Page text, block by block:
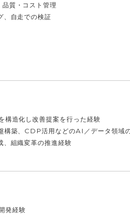
質・コスト管理
、自走での検証
構造化し改善提案を行った経験
構築、CDP活用などのAI／データ領域
、組織変革の推進経験
発経験